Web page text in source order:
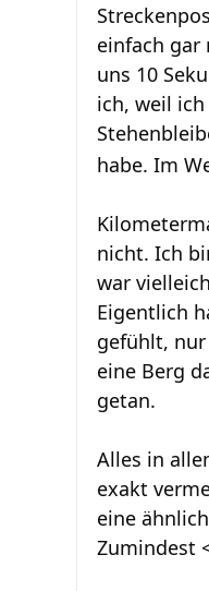
einfach gar
uns 10
ich, weil
habe. Im
nicht. Ich
war
Eigentlich
gefühlt,
eine Berg
getan.
Alles in
exakt
eine
Zumindest